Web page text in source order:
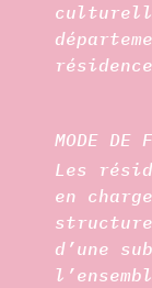
MODE DE
Les
en
d’une